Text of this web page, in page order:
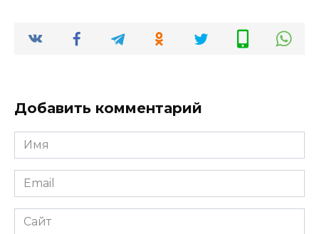
Добавить комментарий
Имя
*
Email
*
Сайт